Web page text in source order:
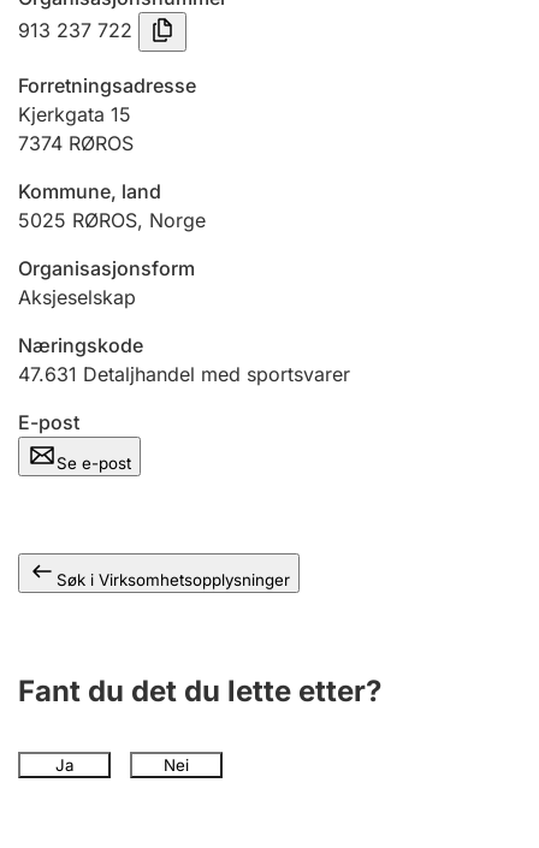
Tinglysing
Jeger
Ektepaktveileder
Offentlig sektor
Andre tema
913 237 722
Forretningsadresse
Kjerkgata 15
7374 RØROS
Kommune, land
5025 RØROS, Norge
Organisasjonsform
Aksjeselskap
Næringskode
47.631 Detaljhandel med sportsvarer
E-post
Se e-post
Søk i Virksomhetsopplysninger
Fant du det du lette etter?
Ja Nei